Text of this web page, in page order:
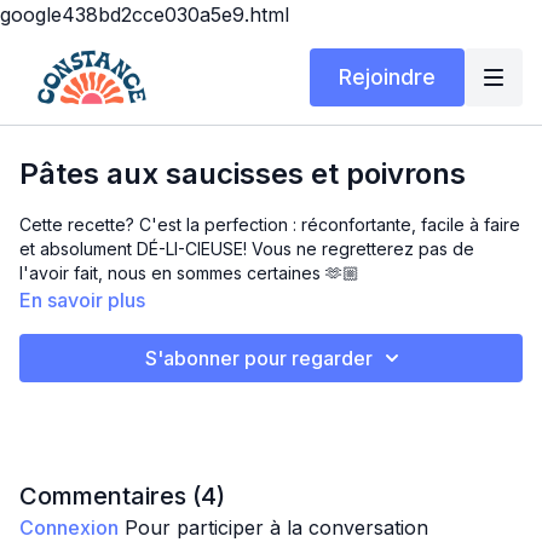
google438bd2cce030a5e9.html
Rejoindre
Pâtes aux saucisses et poivrons
Cette recette? C'est la perfection : réconfortante, facile à faire
et absolument DÉ-LI-CIEUSE! Vous ne regretterez pas de
l'avoir fait, nous en sommes certaines 🫶🏼
2 c. à soupe d’huile d’olive
2 gousses d’ail, émincées
1 c. à soupe de pâte de tomate
En savoir plus
S'abonner pour regarder
Commentaires (4)
Connexion Pour participer à la conversation